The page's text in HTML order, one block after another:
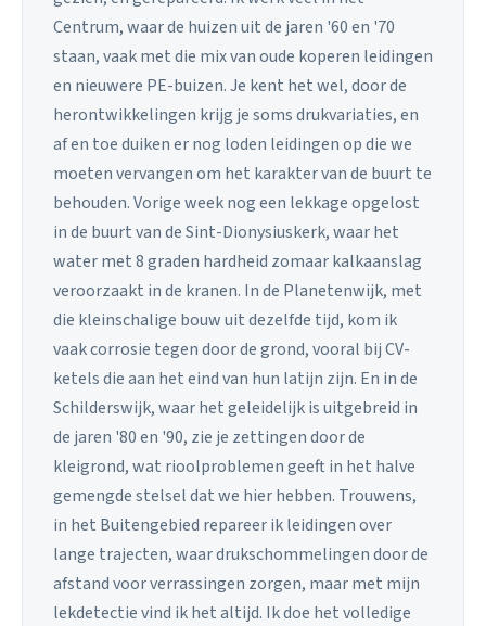
Centrum, waar de huizen uit de jaren '60 en '70
staan, vaak met die mix van oude koperen leidingen
en nieuwere PE-buizen. Je kent het wel, door de
herontwikkelingen krijg je soms drukvariaties, en
af en toe duiken er nog loden leidingen op die we
moeten vervangen om het karakter van de buurt te
behouden. Vorige week nog een lekkage opgelost
in de buurt van de Sint-Dionysiuskerk, waar het
water met 8 graden hardheid zomaar kalkaanslag
veroorzaakt in de kranen. In de Planetenwijk, met
die kleinschalige bouw uit dezelfde tijd, kom ik
vaak corrosie tegen door de grond, vooral bij CV-
ketels die aan het eind van hun latijn zijn. En in de
Schilderswijk, waar het geleidelijk is uitgebreid in
de jaren '80 en '90, zie je zettingen door de
kleigrond, wat rioolproblemen geeft in het halve
gemengde stelsel dat we hier hebben. Trouwens,
in het Buitengebied repareer ik leidingen over
lange trajecten, waar drukschommelingen door de
afstand voor verrassingen zorgen, maar met mijn
lekdetectie vind ik het altijd. Ik doe het volledige